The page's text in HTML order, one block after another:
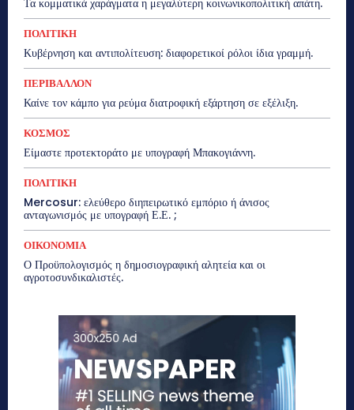
Τα κομματικά χαράγματα η μεγαλύτερη κοινωνικοπολιτική απάτη.
ΠΟΛΙΤΙΚΗ
Κυβέρνηση και αντιπολίτευση: διαφορετικοί ρόλοι ίδια γραμμή.
ΠΕΡΙΒΑΛΛΟΝ
Καίνε τον κάμπο για ρεύμα διατροφική εξάρτηση σε εξέλιξη.
ΚΟΣΜΟΣ
Είμαστε προτεκτοράτο με υπογραφή Μπακογιάννη.
ΠΟΛΙΤΙΚΗ
Mercosur: ελεύθερο διηπειρωτικό εμπόριο ή άνισος
ανταγωνισμός με υπογραφή Ε.Ε. ;
ΟΙΚΟΝΟΜΙΑ
Ο Προϋπολογισμός η δημοσιογραφική αλητεία και οι
αγροτοσυνδικαλιστές.